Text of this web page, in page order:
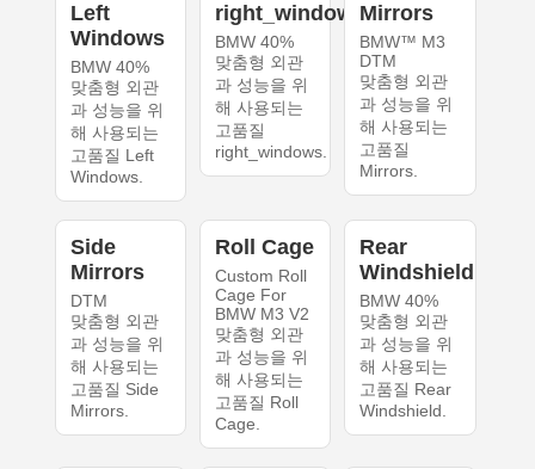
Left
Windows
BMW 40%
맞춤형 외관
과 성능을 위
해 사용되는
고품질 Left
Windows.
right_windows
BMW 40%
맞춤형 외관
과 성능을 위
해 사용되는
고품질
right_windows.
Mirrors
BMW™ M3
DTM
맞춤형 외관
과 성능을 위
해 사용되는
고품질
Mirrors.
Side
Mirrors
DTM
맞춤형 외관
과 성능을 위
해 사용되는
고품질 Side
Mirrors.
Roll Cage
Custom Roll
Cage For
BMW M3 V2
맞춤형 외관
과 성능을 위
해 사용되는
고품질 Roll
Cage.
Rear
Windshield
BMW 40%
맞춤형 외관
과 성능을 위
해 사용되는
고품질 Rear
Windshield.